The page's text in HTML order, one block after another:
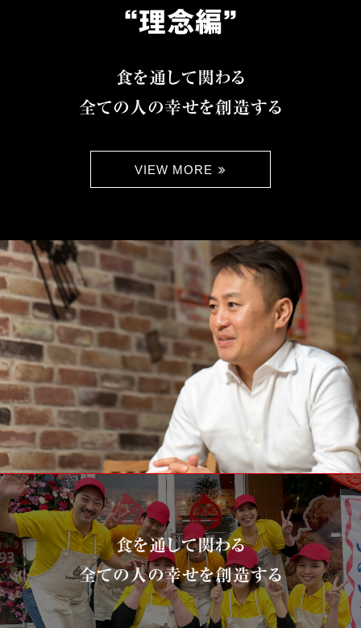
“理念編”
食を通して関わる
全ての人の幸せを創造する
VIEW MORE
食を通して関わる
全ての人の幸せを創造する